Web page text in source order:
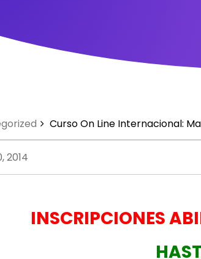
Curso On Line Internacional:
2014
INSCRIPCIONES